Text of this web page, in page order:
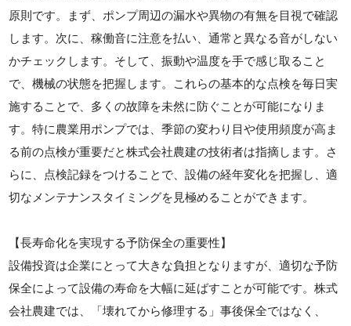
原則です。まず、ポンプ周辺の漏水や異物の有無を目視で確認
します。次に、稼働音に注意を払い、通常と異なる音がしない
かチェックします。そして、振動や温度を手で感じ取ること
で、機械の状態を把握します。これらの基本的な点検を毎日実
施することで、多くの故障を未然に防ぐことが可能になりま
す。特に農業用ポンプでは、季節の変わり目や使用頻度が高ま
る前の点検が重要だと株式会社農建の技術者は指摘します。さ
らに、点検記録をつけることで、設備の経年変化を把握し、適
切なメンテナンスタイミングを見極めることができます。
【長寿命化を実現する予防保全の重要性】
設備投資は企業にとって大きな負担となりますが、適切な予防
保全によって設備の寿命を大幅に延ばすことが可能です。株式
会社農建では、「壊れてから修理する」事後保全ではなく、